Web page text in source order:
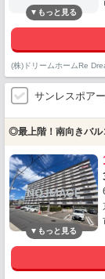
(株)ドリームホームRe
サンレスポア
◎最上階！南向きバル